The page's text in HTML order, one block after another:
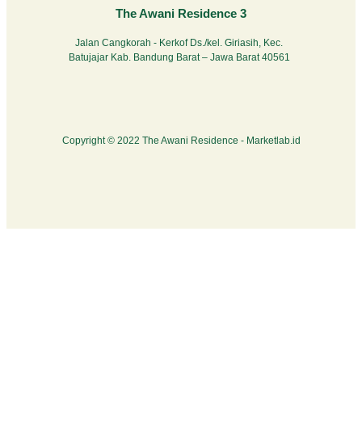
The Awani Residence 3
Jalan Cangkorah - Kerkof Ds./kel. Giriasih, Kec.
Batujajar Kab. Bandung Barat – Jawa Barat 40561
Copyright © 2022 The Awani Residence - Marketlab.id